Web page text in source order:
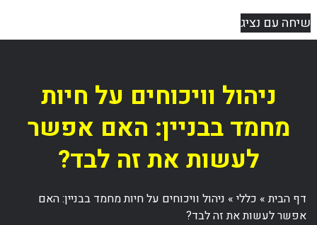
שיחה עם נציג
ניהול וויכוחים על חיות
מחמד בבניין: האם אפשר
לעשות את זה לבד?
דף הבית» כללי» ניהול וויכוחים על חיות מחמד בבניין: האם
אפשר לעשות את זה לבד?